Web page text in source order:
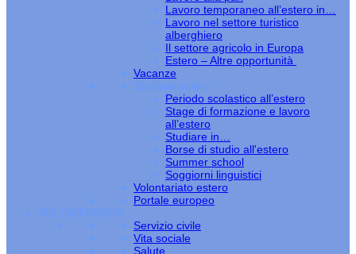
Lavoro temporaneo all’estero in…
Lavoro nel settore turistico
alberghiero
Il settore agricolo in Europa
Estero – Altre opportunità
Vacanze
Studiare estero
Periodo scolastico all’estero
Stage di formazione e lavoro
all’estero
Studiare in…
Borse di studio all'estero
Summer school
Soggiorni linguistici
Volontariato estero
Portale europeo
VOLONTARIATO
Servizio civile
Vita sociale
Salute